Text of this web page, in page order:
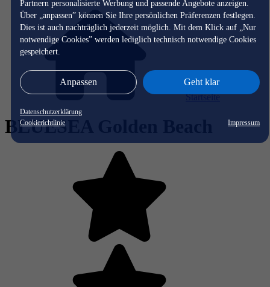
Partnern personalisierte Werbung und passende Angebote anzeigen.
Über „anpassen” können Sie Ihre persönlichen Präferenzen festlegen.
Dies ist auch nachträglich jederzeit möglich. Mit dem Klick auf „Nur
notwendige Cookies” werden lediglich technisch notwendige Cookies
gespeichert.
Anpassen Geht klar
Datenschutzerklärung
Cookierichtlinie
Impressum
Startseite
BLUESEA Golden Beach